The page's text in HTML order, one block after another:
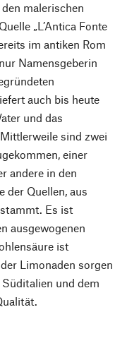
malerischen
„L’Antica Fonte
im antiken Rom
Namensgeberin
auch bis heute
und das
sind zwei
einer
andere in den
der Quellen, aus
Es ist
ausgewogenen
ist
Limonaden sorgen
und dem